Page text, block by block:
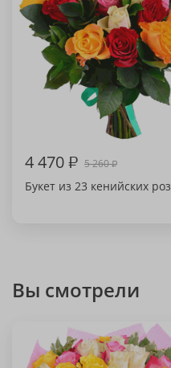
4 470₽ 5 260₽
Букет из 23 кенийских роз
Вы смотрели